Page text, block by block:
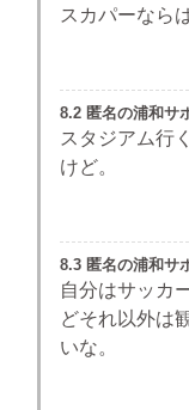
スカパーなら
8.2 匿名の浦和サ
スタジアム行
けど。
8.3 匿名の浦和サ
自分はサッカ
どそれ以外は
いな。